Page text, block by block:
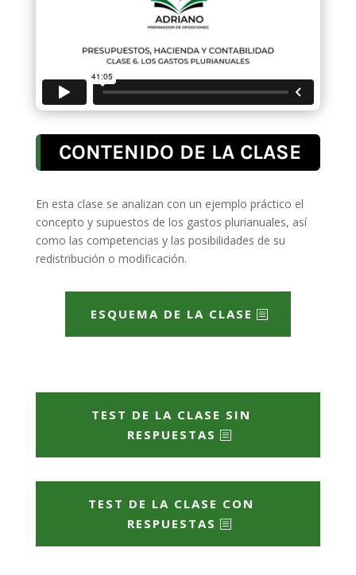
CONTENIDO DE LA CLASE
En esta clase se analizan con un ejemplo práctico el
concepto y supuestos de los gastos plurianuales, así
como las competencias y las posibilidades de su
redistribución o modificación.
ESQUEMA DE LA CLASE
TEST DE LA CLASE SIN
RESPUESTAS
TEST DE LA CLASE CON
RESPUESTAS